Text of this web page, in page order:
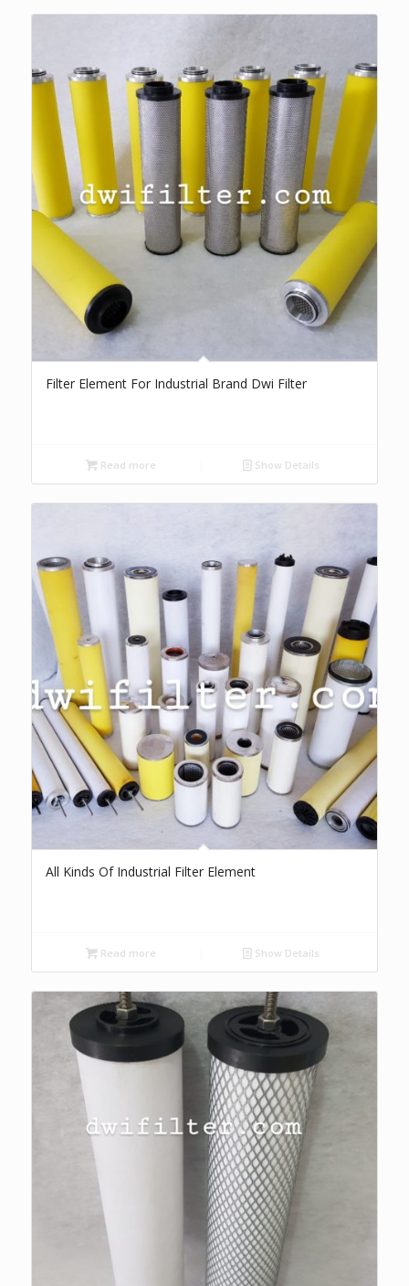
Filter Element For Industrial Brand Dwi Filter
Read more Show Details
All Kinds Of Industrial Filter Element
Read more Show Details